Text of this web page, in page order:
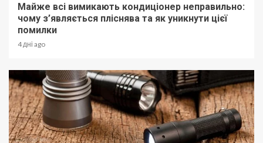
Майже всі вимикають кондиціонер неправильно:
чому з’являється пліснява та як уникнути цієї
помилки
4 дні ago